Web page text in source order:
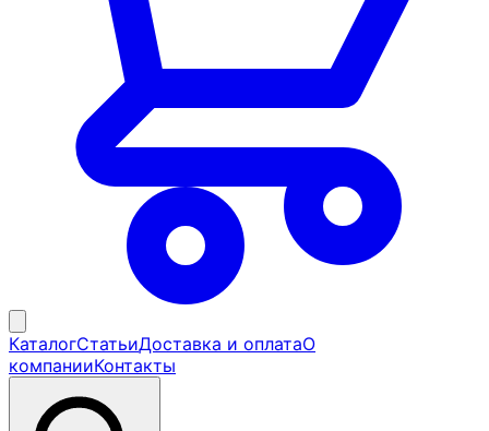
КаталогСтатьиДоставка и оплатаО
компанииКонтакты